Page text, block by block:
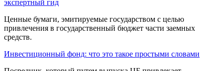
экспертный гид
Ценные бумаги, эмитируемые государством с целью
привлечения в государственный бюджет части заемных
средств.
Инвестиционный фонд: что это такое простыми словами